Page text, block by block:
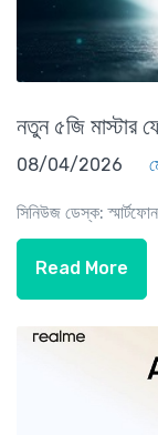
নতুন ৫জি মাস্টার
08/04/2026
সিনিউজ ডেস্ক:
Read More